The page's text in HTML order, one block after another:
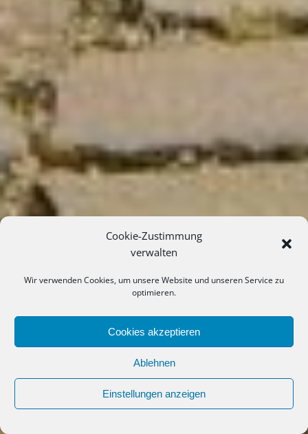
Cookie-Zustimmung
verwalten
Wir verwenden Cookies, um unsere Website und unseren Service zu
optimieren.
Cookies akzeptieren
Ablehnen
Einstellungen anzeigen